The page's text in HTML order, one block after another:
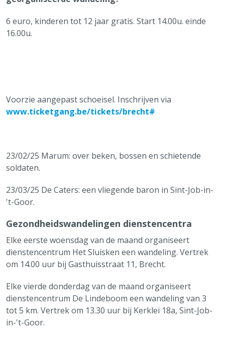
6 euro, kinderen tot 12 jaar gratis. Start 14.00u. einde
16.00u.
Voorzie aangepast schoeisel. Inschrijven via
www.ticketgang.be/tickets/brecht#
23/02/25 Marum: over beken, bossen en schietende
soldaten.
23/03/25 De Caters: een vliegende baron in Sint-Job-in-
't-Goor.
Gezondheidswandelingen dienstencentra
Elke eerste woensdag van de maand organiseert
dienstencentrum Het Sluisken een wandeling. Vertrek
om 14.00 uur bij Gasthuisstraat 11, Brecht.
Elke vierde donderdag van de maand organiseert
dienstencentrum De Lindeboom een wandeling van 3
tot 5 km. Vertrek om 13.30 uur bij Kerklei 18a, Sint-Job-
in-'t-Goor.